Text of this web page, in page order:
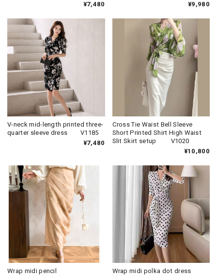
¥7,480
¥9,980
V-neck mid-length printed three-
quarter sleeve dress V1185
¥7,480
Cross Tie Waist Bell Sleeve
Short Printed Shirt High Waist
Slit Skirt setup V1020
¥10,800
Wrap midi pencil
Wrap midi polka dot dress